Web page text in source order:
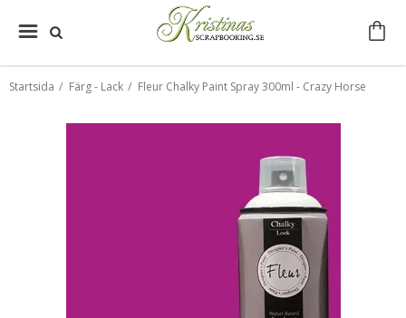
Startsida / Färg - Lack / Fleur Chalky Paint Spray 300ml - Crazy Horse